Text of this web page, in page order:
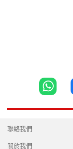
聯絡我們
關於我們